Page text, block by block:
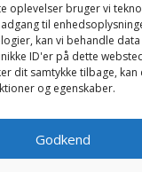
oplevelser bruger vi
til
kan vi behandle data
ID'er på dette
dit samtykke tilbage, kan
og egenskaber.
Godkend
- 165 gram